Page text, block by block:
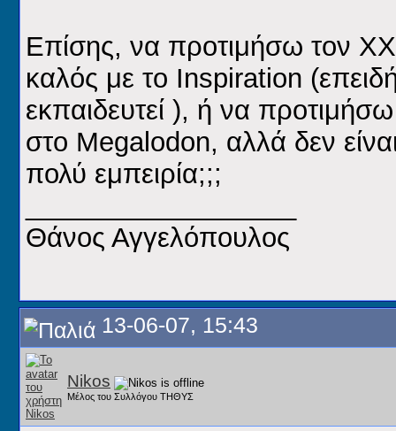
Επίσης, να προτιμήσω τον
καλός με το Inspiration
εκπαιδευτεί ), ή να
στο Megalodon, αλλά δεν
πολύ εμπειρία;;;
Θάνος Αγγελόπουλος
13-06-07, 15:43
Nikos
Μέλος του Συλλόγου ΤΗΘΥΣ